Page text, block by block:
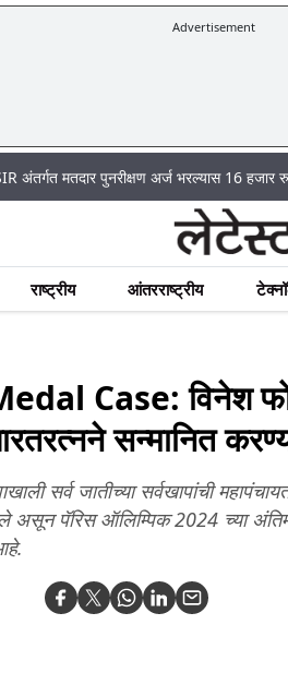
Advertisement
पुनरीक्षण अर्ज भरल्यास 16 हजार रुपये
राष्ट्रीय आंतरराष्ट्रीय
Case: विनेश
सन्मानित
सर्व जातीच्या सर्वखापांची
पॅरिस ऑलिम्पिक 2024 च्या अंतिम